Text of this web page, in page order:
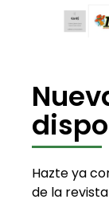
Hazte ya
de la